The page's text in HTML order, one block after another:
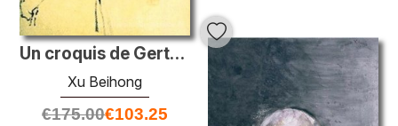
Un croquis de Gertrude à cinq
Xu Beihong
€175.00€103.25